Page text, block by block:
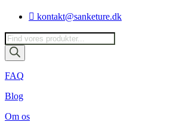
Videre
indhold
kontakt@sanketure.dk
Products
search
FAQ
Blog
Om os